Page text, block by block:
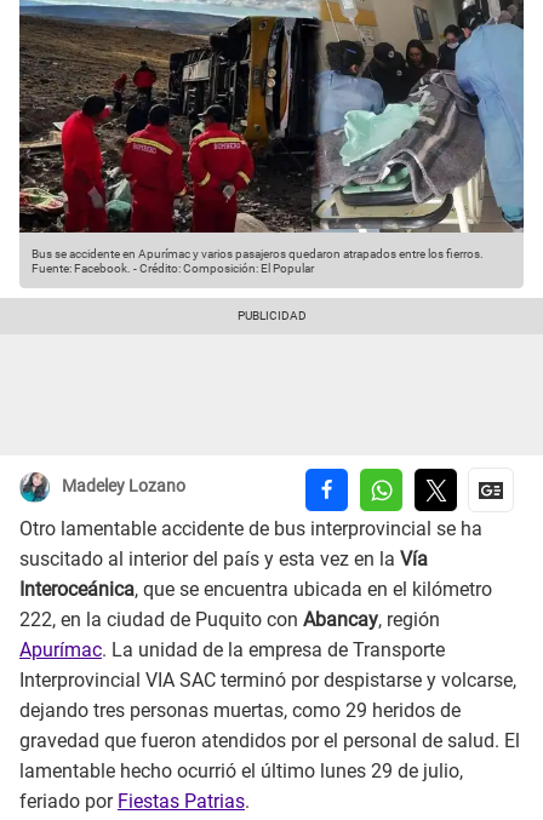
Bus se accidente en Apurímac y varios pasajeros quedaron atrapados entre los fierros.
Fuente: Facebook. -Crédito: Composición: El Popular
Madeley Lozano
Otro lamentable accidente de bus interprovincial se ha
suscitado al interior del país y esta vez en la Vía
Interoceánica, que se encuentra ubicada en el kilómetro
222, en la ciudad de Puquito con Abancay, región
Apurímac. La unidad de la empresa de Transporte
Interprovincial VIA SAC terminó por despistarse y volcarse,
dejando tres personas muertas, como 29 heridos de
gravedad que fueron atendidos por el personal de salud. El
lamentable hecho ocurrió el último lunes 29 de julio,
feriado por Fiestas Patrias.